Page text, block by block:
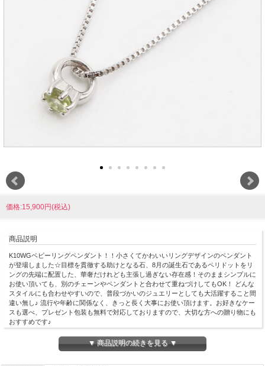
価格:15,900円(税込)
商品説明
K10WGベビーリングペンダント！！小さくてかわいいリングデザインのペンダント
が登場しました☆目標を貫徹する助けとなる石、8月の誕生石であるペリドットをリ
ングの先端に配置した、華奢だけれども主張し過ぎない存在感！そのままシンプルに
お使い頂いても、別のチェーンやペンダントと合わせて重ねづけしてもOK！ どんな
スタイルにも合わせやすいので、普段づかいのジュエリーとしても大活躍すること間
違い無し♪ 流行や年齢に関係なく、きっと長く大事にお使い頂けます。お好きなケー
スも選べ、プレゼント包装も無料で対応しておりますので、大切な方への贈り物にも
おすすめです♪
▼ 商品説明の続きを見る ▼